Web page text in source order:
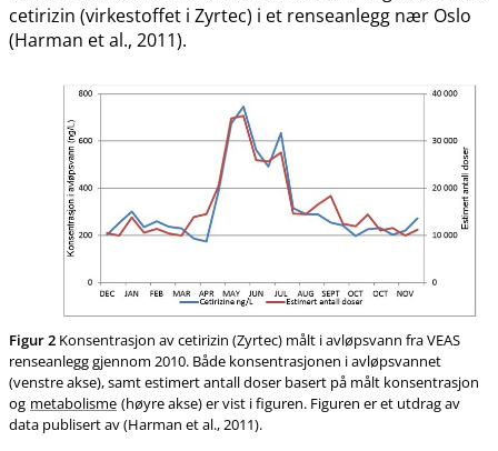
cetirizin (virkestoffet i Zyrtec) i et renseanlegg nær Oslo
(Harman et al., 2011).
Figur 2 Konsentrasjon av cetirizin (Zyrtec) målt i avløpsvann fra VEAS
renseanlegg gjennom 2010. Både konsentrasjonen i avløpsvannet
(venstre akse), samt estimert antall doser basert på målt konsentrasjon
og metabolisme (høyre akse) er vist i figuren. Figuren er et utdrag av
data publisert av (Harman et al., 2011).